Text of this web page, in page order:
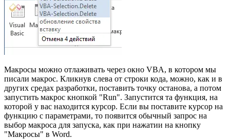
Макросы можно отлаживать через окно VBA, в котором мы
писали макрос. Кликнув слева от строки кода, можно, как и в
других средах разработки, поставить точку останова, а потом
запустить макрос кнопкой "Run". Запустится та функция, на
которой у вас находится курсор. Если вы поставите курсор на
функцию с параметрами, то появится обычный запрос на
выбор макроса для запуска, как при нажатии на кнопку
"Макросы" в Word.